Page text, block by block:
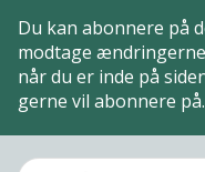
Du kan abonnere på
modtage
når du er inde på
gerne vil abonnere på.